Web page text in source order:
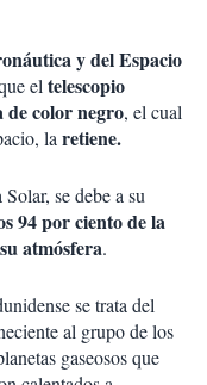
y del Espacio
eltelescopio
de color negro, el cual
laretiene.
se debe a su
94 por ciento de la
atmósfera.
se trata del
al grupo de los
gaseosos que